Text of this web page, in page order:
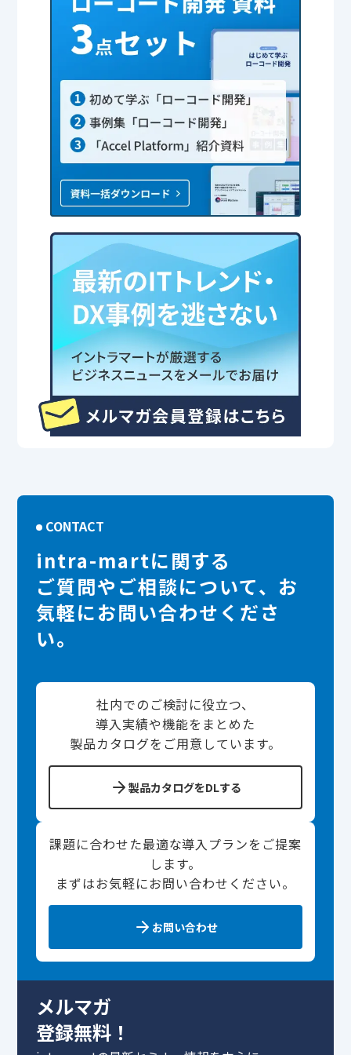
CONTACT
intra-martに関する
ご質問やご相談について、お
気軽にお問い合わせくださ
い。
社内でのご検討に役立つ、
導入実績や機能をまとめた
製品カタログをご用意しています。
製品カタログをDLする
課題に合わせた最適な導入プランをご提案
します。
まずはお気軽にお問い合わせください。
お問い合わせ
メルマガ
登録無料！